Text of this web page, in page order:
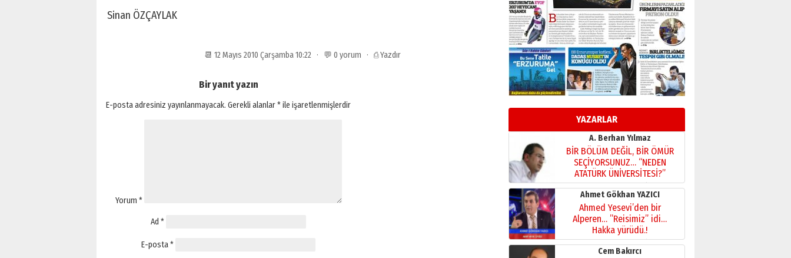
Sinan ÖZÇAYLAK
📆 12 Mayıs 2010 Çarşamba 10:22 · 💬 0 yorum · ⎙ Yazdır
Bir yanıt yazın
E-posta adresiniz yayınlanmayacak. Gerekli alanlar*ile işaretlenmişlerdir
Yorum *
Ad *
E-posta*
YAZARLAR
Kenan GÜLERCİ
Murat Şahsuvaroğlu ERKON’da
çıtayı yukarı taşırken,
yönetimdekiler aşağı
çekmemeli!
17 Şubat 2026 SalıOrhan BOZKURT
Bir fotoğraf, bir şehir, bir
gazeteci… Dizginler kimin
elinde?
A. Berhan Yılmaz
BİR BÖLÜM DEĞİL, BİR ÖMÜR
SEÇİYORSUNUZ… “NEDEN
ATATÜRK ÜNİVERSİTESİ?”
28 Temmuz 2026 Salı
Ahmet Gökhan YAZICI
Ahmed Yesevi’den bir
Alperen… ”Reisimiz” idi…
Hakka yürüdü.!
26 Mart 2026 Perşembe
Cem Bakırcı